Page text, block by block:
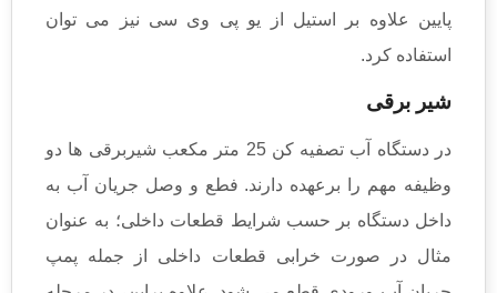
پایین علاوه بر استیل از یو پی وی سی نیز می توان
استفاده کرد.
شیر برقی
در دستگاه آب تصفیه کن 25 متر مکعب شیربرقی ها دو
وظیفه مهم را برعهده دارند. فطع و وصل جریان آب به
داخل دستگاه بر حسب شرایط قطعات داخلی؛ به عنوان
مثال در صورت خرابی قطعات داخلی از جمله پمپ